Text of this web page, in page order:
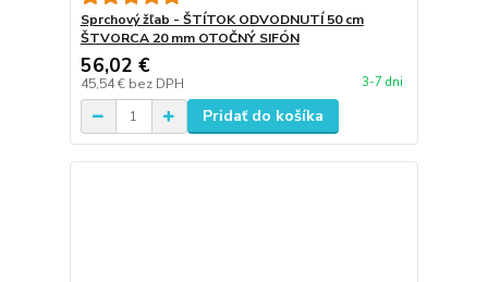
Sprchový žľab - ŠTÍTOK ODVODNUTÍ 50 cm
ŠTVORCA 20 mm OTOČNÝ SIFÓN
56,02 €
45,54 € bez DPH 3-7 dni
Pridať do košíka